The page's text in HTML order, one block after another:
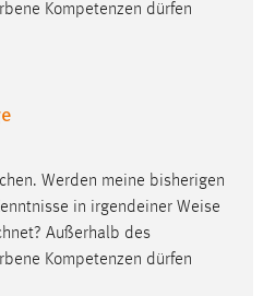
Kompetenzen dürfen
Werden meine bisherigen
in irgendeiner Weise
Außerhalb des
Kompetenzen dürfen